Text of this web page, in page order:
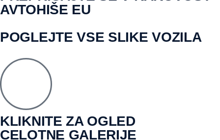
AVTOHIŠE EU
POGLEJTE VSE SLIKE VOZILA
KLIKNITE ZA OGLED
CELOTNE GALERIJE